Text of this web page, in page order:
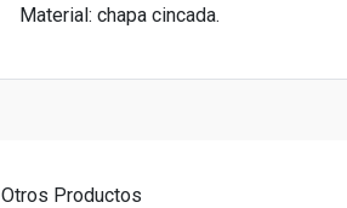
Material: chapa cincada.
Otros Productos